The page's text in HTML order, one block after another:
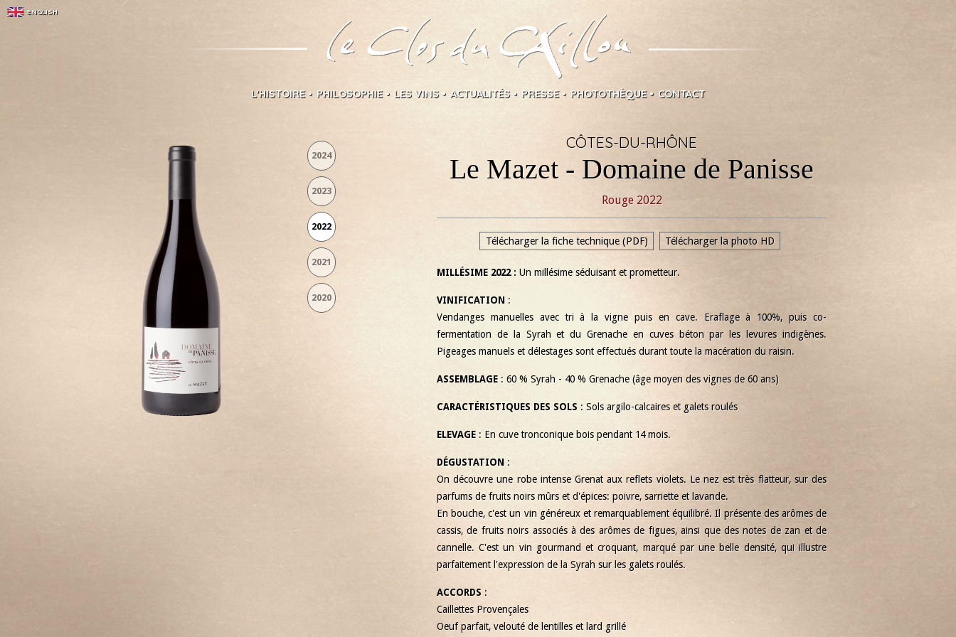
ENGLISH
L'HISTOIRE PHILOSOPHIE LES VINS ACTUALITÉS PRESSE PHOTOTHÈQUE CONTACT
2024
2023
2022
2021
2020
CÔTES-DU-RHÔNE
Le Mazet - Domaine de Panisse
Rouge 2022
Télécharger la fiche technique (PDF) Télécharger la photo HD
MILLÉSIME 2022 : Un millésime séduisant et prometteur.
VINIFICATION :
Vendanges manuelles avec tri à la vigne puis en cave. Eraflage à 100%, puis co-
fermentation de la Syrah et du Grenache en cuves béton par les levures indigènes.
Pigeages manuels et délestages sont effectués durant toute la macération du raisin.
ASSEMBLAGE : 60 % Syrah - 40 % Grenache (âge moyen des vignes de 60 ans)
CARACTÉRISTIQUES DES SOLS : Sols argilo-calcaires et galets roulés
ELEVAGE : En cuve tronconique bois pendant 14 mois.
DÉGUSTATION :
On découvre une robe intense Grenat aux reflets violets. Le nez est très flatteur, sur des
parfums de fruits noirs mûrs et d'épices: poivre, sarriette et lavande.
En bouche, c'est un vin généreux et remarquablement équilibré. Il présente des arômes de
cassis, de fruits noirs associés à des arômes de figues, ainsi que des notes de zan et de
cannelle. C'est un vin gourmand et croquant, marqué par une belle densité, qui illustre
parfaitement l'expression de la Syrah sur les galets roulés.
ACCORDS :
Caillettes Provençales
Oeuf parfait, velouté de lentilles et lard grillé